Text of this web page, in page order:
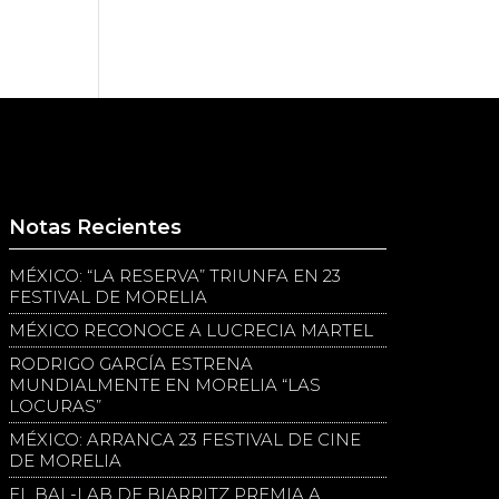
Notas Recientes
MÉXICO: “LA RESERVA” TRIUNFA EN 23
FESTIVAL DE MORELIA
MÉXICO RECONOCE A LUCRECIA MARTEL
RODRIGO GARCÍA ESTRENA
MUNDIALMENTE EN MORELIA “LAS
LOCURAS”
MÉXICO: ARRANCA 23 FESTIVAL DE CINE
DE MORELIA
EL BAL-LAB DE BIARRITZ PREMIA A